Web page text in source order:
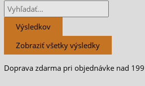
Výsledkov
Zobraziť všetky výsledky
Doprava zdarma pri objednávke nad